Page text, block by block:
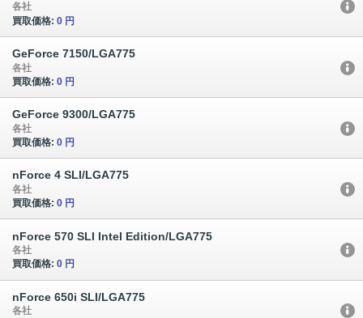
各社
買取価格: 0 円
GeForce 7150/LGA775
各社
買取価格: 0 円
GeForce 9300/LGA775
各社
買取価格: 0 円
nForce 4 SLI/LGA775
各社
買取価格: 0 円
nForce 570 SLI Intel Edition/LGA775
各社
買取価格: 0 円
nForce 650i SLI/LGA775
各社